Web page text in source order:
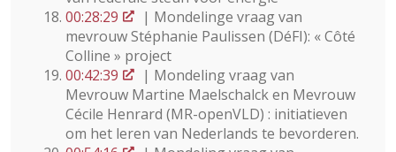
00:28:29
| Mondelinge vraag van
mevrouw Stéphanie Paulissen (DéFI): « Côté
Colline » project
00:42:39
| Mondeling vraag van
Mevrouw Martine Maelschalck en Mevrouw
Cécile Henrard (MR-openVLD) : initiatieven
om het leren van Nederlands te bevorderen.